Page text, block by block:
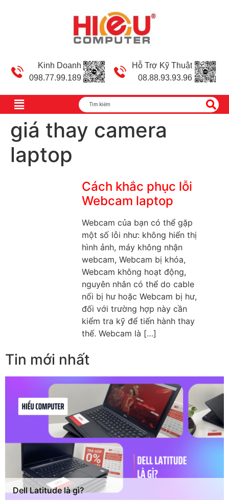
Kinh Doanh
098.77.99.189
Hỗ Trợ Kỹ Thuật
08.88.93.93.96
giá thay camera
laptop
Cách khắc phục lỗi
Webcam laptop
Webcam của bạn có thể gặp
một số lỗi như: không hiển thị
hình ảnh, máy không nhận
webcam, Webcam bị khóa,
Webcam không hoạt động,
nguyên nhân có thể do cable
nối bị hư hoặc Webcam bị hư,
đối với trường hợp này cần
kiểm tra kỹ để tiến hành thay
thế. Webcam là […]
Tin mới nhất
Dell Latitude là gì?